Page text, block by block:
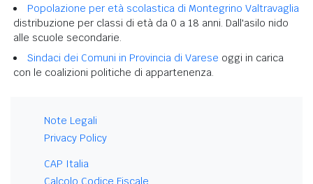
Popolazione per età scolastica di Montegrino Valtravaglia
distribuzione per classi di età da 0 a 18 anni. Dall'asilo nido
alle scuole secondarie.
Sindaci dei Comuni in Provincia di Varese oggi in carica
con le coalizioni politiche di appartenenza.
Note Legali
Privacy Policy
CAP Italia
Calcolo Codice Fiscale